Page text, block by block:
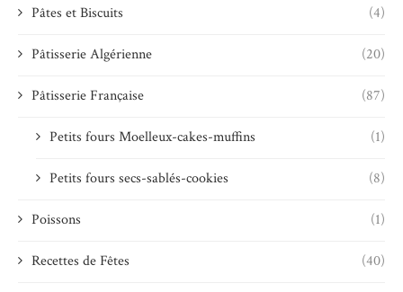
Pâtes et Biscuits (4)
Pâtisserie Algérienne (20)
Pâtisserie Française (87)
Petits fours Moelleux-cakes-muffins (1)
Petits fours secs-sablés-cookies (8)
Poissons (1)
Recettes de Fêtes (40)